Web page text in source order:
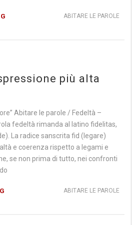
ABITARE LE PAROLE
più alta
Abitare le parole / Fedeltà –
fedeltà rimanda al latino fidelitas,
La radice sanscrita fid (legare)
e coerenza rispetto a legami e
se non prima di tutto, nei confronti
ABITARE LE PAROLE